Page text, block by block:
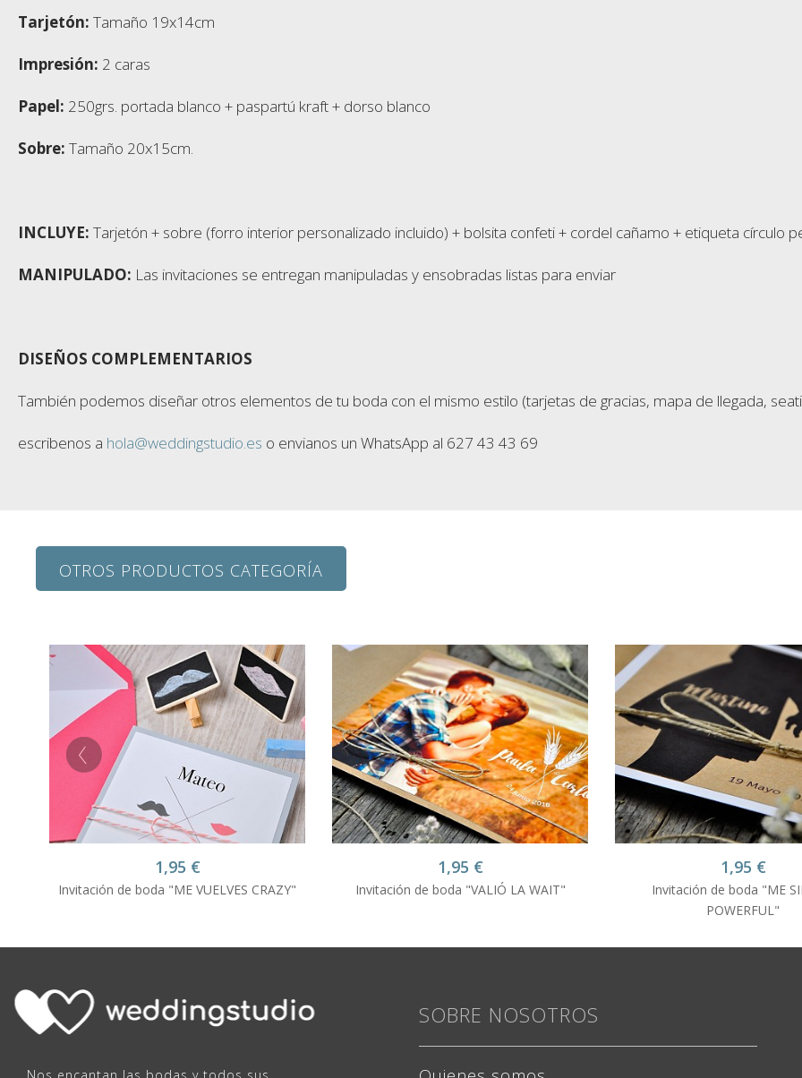
Tarjetón: Tamaño 19x14cm
Impresión: 2 caras
Papel: 250grs. portada blanco + paspartú kraft + dorso blanco
Sobre: Tamaño 20x15cm.
INCLUYE: Tarjetón + sobre (forro interior personalizado incluido) + bolsita confeti + cordel cañamo + etiqueta círculo
MANIPULADO: Las invitaciones se entregan manipuladas y ensobradas listas para enviar
DISEÑOS COMPLEMENTARIOS
También podemos diseñar otros elementos de tu boda con el mismo estilo (tarjetas de gracias, mapa de llegada,
escribenos a hola@weddingstudio.es o envianos un WhatsApp al 627 43 43 69
OTROS PRODUCTOS CATEGORÍA
1,95 €
Invitación de boda "ME VUELVES CRAZY"
1,95 €
Invitación de boda "VALIÓ LA WAIT"
1,95 €
Invitación de boda "ME
POWERFUL"
SOBRE NOSOTROS